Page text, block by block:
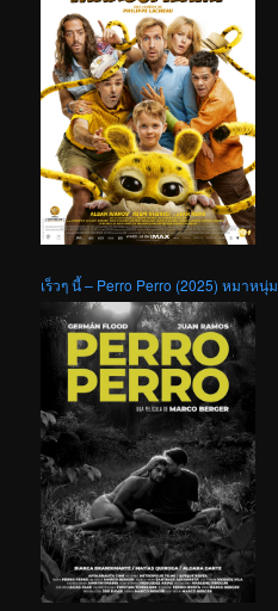
เร็วๆ นี้ – Perro Perro (2025) หมาหนุ่ม